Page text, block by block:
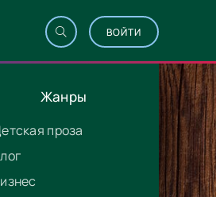
ВОЙТИ
Жанры
проза